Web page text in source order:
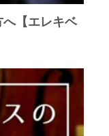
【エレキベ